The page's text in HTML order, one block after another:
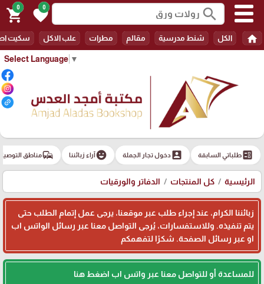
Select Language ▼
search
0
favorite
0
shopping_cart
home الكل شنط مدرسية مقالم مطرات علب الاكل سكيت
ballotطلباتي السابقة account_boxدخول تجار الجملة emoji_emotionsآراء زبائننا commuteمناطق
الرئيسية كل المنتجات الدفاتر والورقيات
زبائننا الكرام، عند إجراء طلب عبر موقعنا، يرجى عمل إتمام الطلب حتى
يتم تنفيذه. وللاستفسارات، يُرجى التواصل معنا عبر رسائل الواتس اب
او عبر رسائل الصفحة. شكرًا لتفهمكم
للمساعدة أو للتواصل معنا عبر واتس اب اضغط هنا